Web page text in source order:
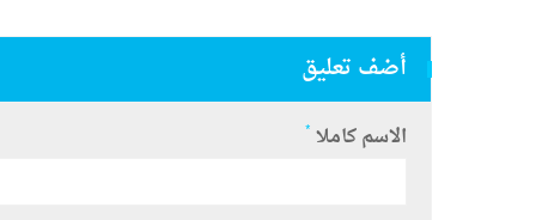
أضف تعليق
الاسم كاملا *